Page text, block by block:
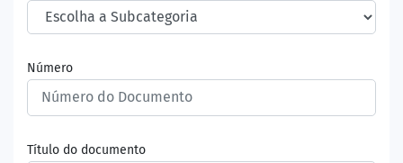
Número
Título do documento